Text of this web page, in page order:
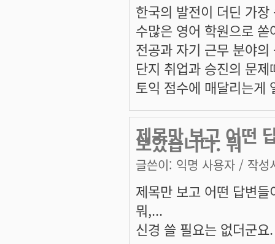
한국의 발전이 더딘 가
수많은 영어 학원으로
전공과 자기 근무 분야
단지 취업과 승진의 문
토익 점수에 매달리는게
제목만 보고 어떤
보았습니다. 뭐
글쓴이: 익명 사용자 / 작성
제목만 보고 어떤 답변
뭐,...
신경 쓸 필요는 없더군요.